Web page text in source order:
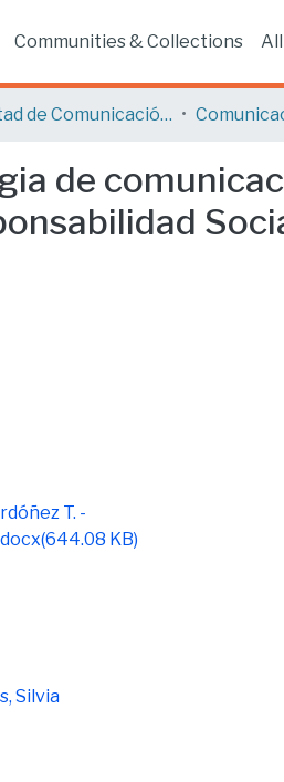
Communities & Collections
Facultad de Comunicación y Tecnologías de la Información
de
T. -
(644.08 KB)
Silvia